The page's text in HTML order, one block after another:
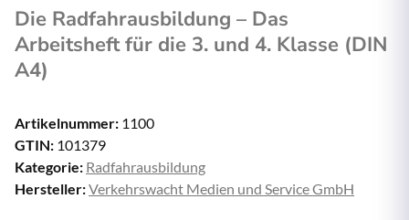
Die Radfahrausbildung – Das
Arbeitsheft für die 3. und 4. Klasse (DIN
A4)
Artikelnummer: 1100
GTIN: 101379
Kategorie: Radfahrausbildung
Hersteller:Verkehrswacht Medien und Service GmbH